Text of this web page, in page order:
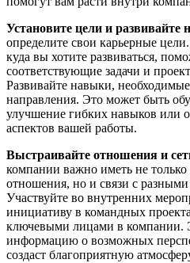
Установите цели и развивайте
определите свои карьерные
куда вы хотите развиваться,
соответствующие задачи и
Развивайте навыки,
направления. Это может быть
улучшение гибких навыков или
аспектов вашей работы.
Выстраивайте отношения и
компании важно иметь не
отношения, но и связи с
Участвуйте во внутренних
инициативу в командных
ключевыми лицами в компании.
информацию о возможных
создаст благоприятную